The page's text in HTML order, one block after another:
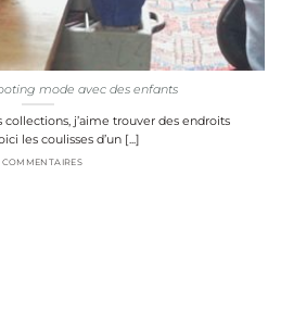
mode avec des enfants
j’aime trouver des endroits
les coulisses d’un [...]
COMMENTAIRES